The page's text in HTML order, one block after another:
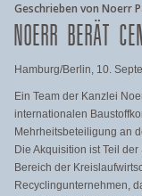
Geschrieben von Noerr
NOERR BERÄT
Hamburg/Berlin, 10.
Ein Team der Kanzlei
internationalen
Mehrheitsbeteiligung an
Die Akquisition ist Teil
Bereich der
Recyclingunternehmen,